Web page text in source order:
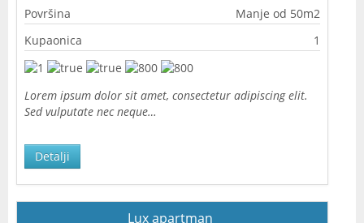
Površina
Manje od 50m2
Kupaonica
1
Lorem ipsum dolor sit amet, consectetur adipiscing elit.
Sed vulputate nec neque…
Detalji
Lux apartman